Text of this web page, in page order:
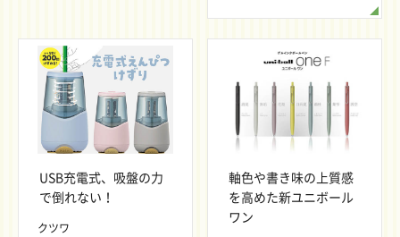
USB充電式、吸盤の力
で倒れない！
クツワ
軸色や書き味の上質感
を高めた新ユニボール
ワン